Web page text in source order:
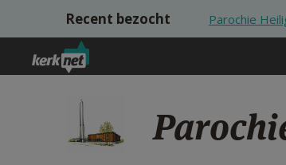
Overslaan en naar de inhoud gaan
Recent bezocht Parochie